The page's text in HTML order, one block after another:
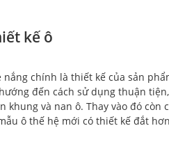
kế ô
chính là thiết kế của sản
đến cách sử dụng thuận
khung và nan ô. Thay vào đó
ô thế hệ mới có thiết kế đắt